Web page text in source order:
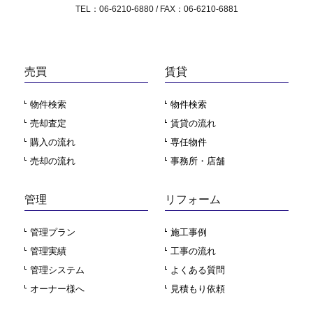
TEL：06-6210-6880 / FAX：06-6210-6881
売買
物件検索
売却査定
購入の流れ
売却の流れ
賃貸
物件検索
賃貸の流れ
専任物件
事務所・店舗
管理
管理プラン
管理実績
管理システム
オーナー様へ
リフォーム
施工事例
工事の流れ
よくある質問
見積もり依頼